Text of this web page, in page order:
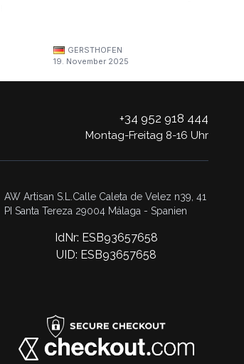
GERSTHOFEN
19. November 2025
+34 952 918 444
Montag-Freitag 8-16 Uhr
AW Artisan S.L.Calle Caleta de Velez n39, 41
PI Santa Tereza 29004 Málaga - Spanien
IdNr: ESB93657658
UID: ESB93657658